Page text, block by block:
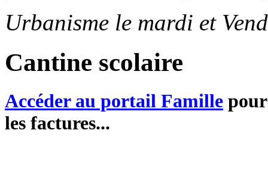
Urbanisme le mardi et
Cantine scolaire
Accéder au portail Famille
les factures...